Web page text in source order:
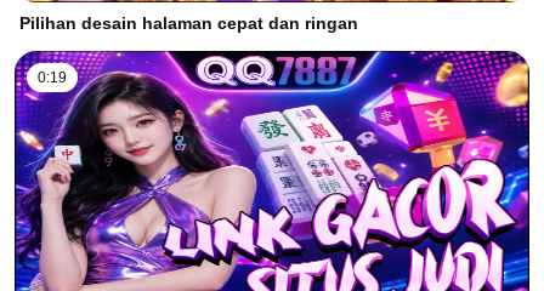
Pilihan desain halaman cepat dan ringan
0:19